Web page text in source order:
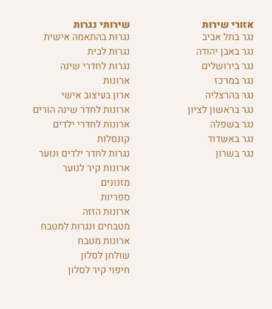
שירותי נגרות
נגרות בהתאמה אישית
נגרות לבית
נגרות לחדרי שינה
ארונות
ארון בעיצוב אישי
ארונות לחדר שינה הורים
ארונות לחדרי ילדים
קונסלות
נגרות לחדר ילדים ונוער
ארונות קיר לנוער
מזנונים
ספריות
ארונות הזזה
מטבחים ונגרות למטבח
ארונות מטבח
שולחן לסלון
חיפוי קיר לסלון
אזורי שירות
נגר בתל אביב
נגר באבן יהודה
נגר בירושלים
נגר במרכז
נגר בהרצליה
נגר בראשון לציון
נגר בשפלה
נגר באשדוד
נגר בשרון